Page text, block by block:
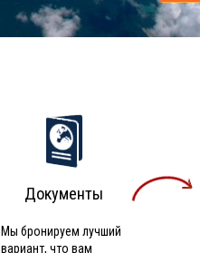
Документы
Мы бронируем лучший
вариант, что вам